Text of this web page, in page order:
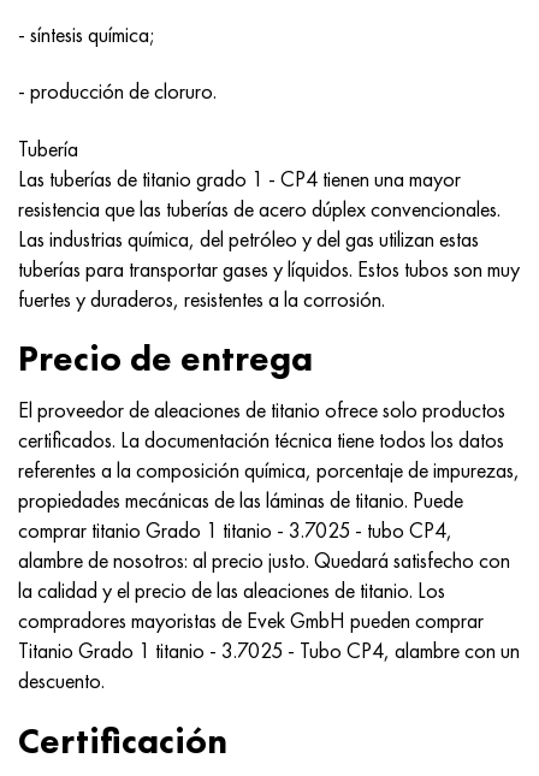
- síntesis química;
- producción de cloruro.
Tubería
Las tuberías de titanio grado 1 - CP4 tienen una mayor
resistencia que las tuberías de acero dúplex convencionales.
Las industrias química, del petróleo y del gas utilizan estas
tuberías para transportar gases y líquidos. Estos tubos son muy
fuertes y duraderos, resistentes a la corrosión.
Precio de entrega
El proveedor de aleaciones de titanio ofrece solo productos
certificados. La documentación técnica tiene todos los datos
referentes a la composición química, porcentaje de impurezas,
propiedades mecánicas de las láminas de titanio. Puede
comprar titanio Grado 1 titanio - 3.7025 - tubo CP4,
alambre de nosotros: al precio justo. Quedará satisfecho con
la calidad y el precio de las aleaciones de titanio. Los
compradores mayoristas de Evek GmbH pueden comprar
Titanio Grado 1 titanio - 3.7025 - Tubo CP4, alambre con un
descuento.
Certificación